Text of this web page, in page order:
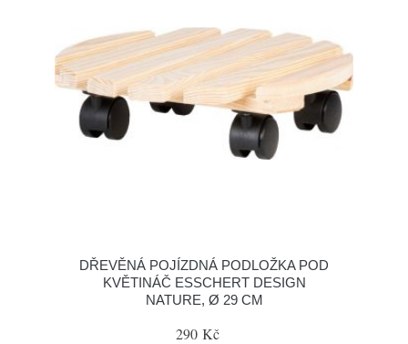
DŘEVĚNÁ POJÍZDNÁ PODLOŽKA POD
KVĚTINÁČ ESSCHERT DESIGN
NATURE, Ø 29 CM
290 Kč